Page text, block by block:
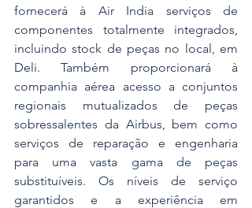
fornecerá à Air India serviços de
componentes totalmente integrados,
incluindo stock de peças no local, em
Deli. Também proporcionará à
companhia aérea acesso a conjuntos
regionais mutualizados de peças
sobressalentes da Airbus, bem como
serviços de reparação e engenharia
para uma vasta gama de peças
substituíveis. Os níveis de serviço
garantidos e a experiência em